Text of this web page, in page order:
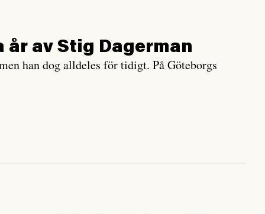
år av Stig Dagerman
han dog alldeles för tidigt. På Göteborgs